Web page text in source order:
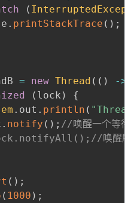
(
. printStackTrace ( ) ;
= new Thread ( ( ) ->
( lock )
{
. out . println (
. notify ( ) ; //唤醒一个等待
唤醒所有等
( ) ;
( 1000 ) ;